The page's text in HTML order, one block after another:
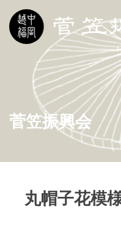
菅笠振興会
丸帽子花模